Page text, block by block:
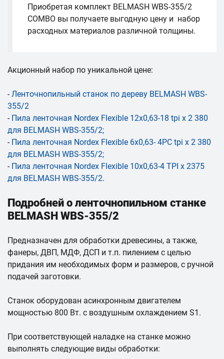
Приобретая комплект BELMASH WBS-355/2
COMBO вы получаете выгодную цену и набор
расходных материалов различной толщины.
Акционный набор по уникальной цене:
-Ленточнопильный станок по дереву BELMASH WBS-
355/2
- Пила ленточная Nordex Flexible 12х0,63-18 tpi x 2 380
для BELMASH WBS-355/2;
- Пила ленточная Nordex Flexible 6х0,63- 4PC tpi x 2 380
для BELMASH WBS-355/2;
- Пила ленточная Nordex Flexible 10x0,63-4 TPI x 2375
для BELMASH WBS-355/2.
Подробней о ленточнопильном станке
BELMASH WBS-355/2
Предназначен для обработки древесины, а также,
фанеры, ДВП, МДФ, ДСП и т.п. пилением с целью
придания им необходимых форм и размеров, с ручной
подачей заготовки.
Станок оборудован асинхронным двигателем
мощностью 800 Вт. с воздушным охлаждением S1.
При соответствующей наладке на станке можно
выполнять следующие виды обработки: